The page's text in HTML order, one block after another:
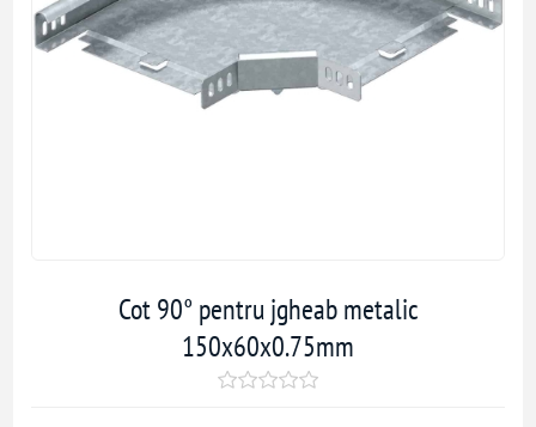
Cot 90° pentru jgheab metalic
150x60x0.75mm